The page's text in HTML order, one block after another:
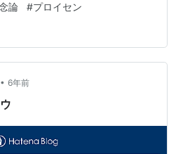
学史』など大きな影響を与えた
に哲学史はその弁証法史観を自
。 つまり、ミネルヴァのフクロ
に裏打ちされていると考えてい
ーゲルはそれを明確に主張した
として、こころに刻印を残…
論 #プロイセン
• 6年前